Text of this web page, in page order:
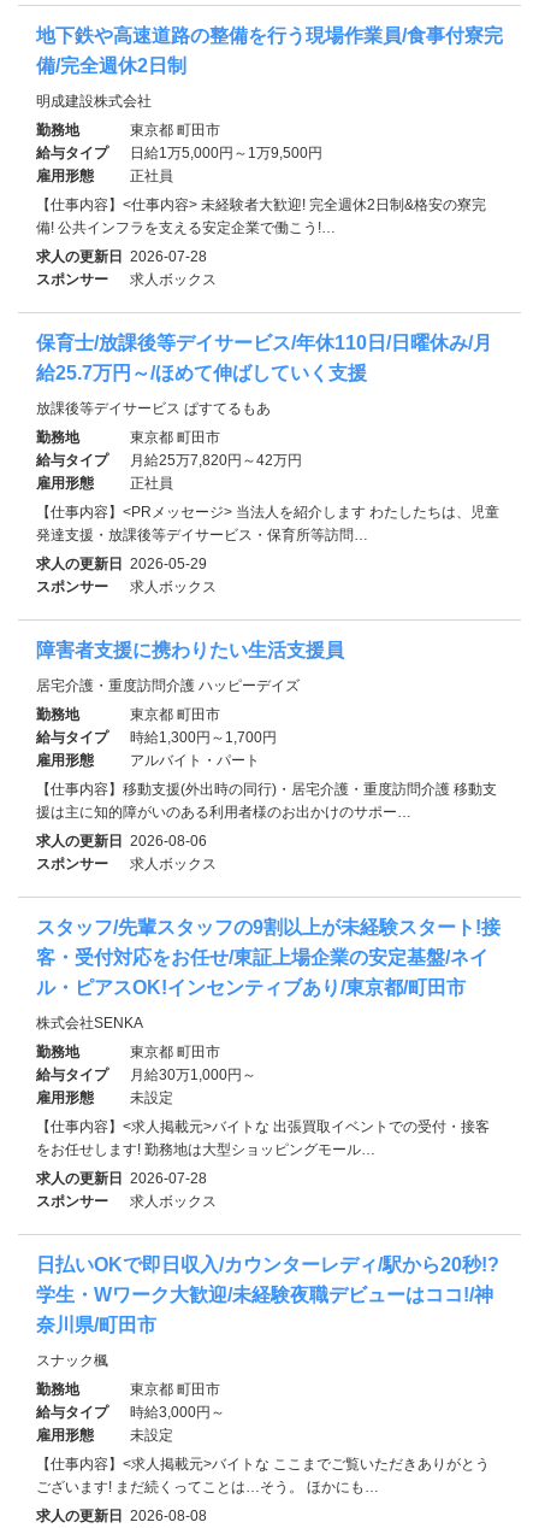
地下鉄や高速道路の整備を行う現場作業員/食事付寮完
備/完全週休2日制
明成建設株式会社
勤務地
東京都 町田市
給与タイプ
日給1万5,000円～1万9,500円
雇用形態
正社員
【仕事内容】<仕事内容> 未経験者大歓迎! 完全週休2日制&格安の寮完
備! 公共インフラを支える安定企業で働こう!…
求人の更新日 2026-07-28
スポンサー
求人ボックス
保育士/放課後等デイサービス/年休110日/日曜休み/月
給25.7万円～/ほめて伸ばしていく支援
放課後等デイサービス ぱすてるもあ
勤務地
東京都 町田市
給与タイプ
月給25万7,820円～42万円
雇用形態
正社員
【仕事内容】<PRメッセージ> 当法人を紹介します わたしたちは、児童
発達支援・放課後等デイサービス・保育所等訪問…
求人の更新日 2026-05-29
スポンサー
求人ボックス
障害者支援に携わりたい生活支援員
居宅介護・重度訪問介護 ハッピーデイズ
勤務地
東京都 町田市
給与タイプ
時給1,300円～1,700円
雇用形態
アルバイト・パート
【仕事内容】移動支援(外出時の同行)・居宅介護・重度訪問介護 移動支
援は主に知的障がいのある利用者様のお出かけのサポー…
求人の更新日 2026-08-06
スポンサー
求人ボックス
スタッフ/先輩スタッフの9割以上が未経験スタート!接
客・受付対応をお任せ/東証上場企業の安定基盤/ネイ
ル・ピアスOK!インセンティブあり/東京都/町田市
株式会社SENKA
勤務地
東京都 町田市
給与タイプ
月給30万1,000円～
雇用形態
未設定
【仕事内容】<求人掲載元>バイトな 出張買取イベントでの受付・接客
をお任せします! 勤務地は大型ショッピングモール…
求人の更新日 2026-07-28
スポンサー
求人ボックス
日払いOKで即日収入/カウンターレディ/駅から20秒!?
学生・Wワーク大歓迎/未経験夜職デビューはココ!/神
奈川県/町田市
スナック楓
勤務地
東京都 町田市
給与タイプ
時給3,000円～
雇用形態
未設定
【仕事内容】<求人掲載元>バイトな ここまでご覧いただきありがとう
ございます! まだ続くってことは…そう。 ほかにも…
求人の更新日 2026-08-08